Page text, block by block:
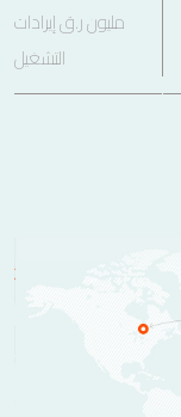
مليون ر.ق إيرادات
التشغيل